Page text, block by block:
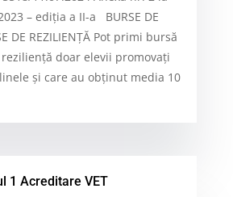
– ediția a II-a BURSE DE
DE REZILIENȚĂ Pot primi bursă
doar elevii promovați
și care au obținut media 10
1 Acreditare VET